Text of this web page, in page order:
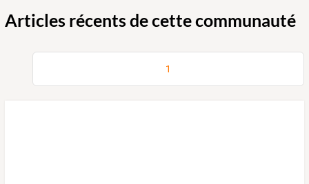
Articles récents de cette communauté
1